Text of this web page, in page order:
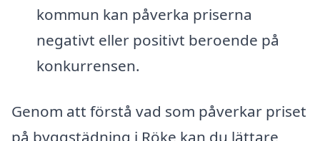
kommun kan påverka priserna
negativt eller positivt beroende på
konkurrensen.
Genom att förstå vad som påverkar priset
på byggstädning i Röke kan du lättare